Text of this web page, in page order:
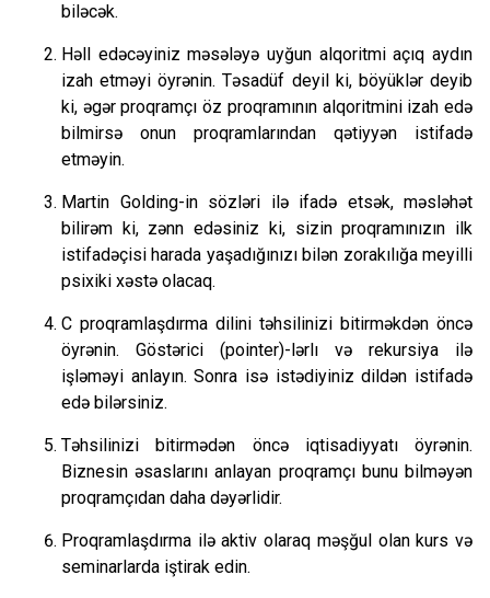
biləcək.
Həll edəcəyiniz məsələyə uyğun alqoritmi açıq aydın
izah etməyi öyrənin. Təsadüf deyil ki, böyüklər deyib
ki, əgər proqramçı öz proqramının alqoritmini izah edə
bilmirsə onun proqramlarından qətiyyən istifadə
etməyin.
Martin Golding-in sözləri ilə ifadə etsək, məsləhət
bilirəm ki, zənn edəsiniz ki, sizin proqramınızın ilk
istifadəçisi harada yaşadığınızı bilən zorakılığa meyilli
psixiki xəstə olacaq.
C proqramlaşdırma dilini təhsilinizi bitirməkdən öncə
öyrənin. Göstərici (pointer)-lərlı və rekursiya ilə
işləməyi anlayın. Sonra isə istədiyiniz dildən istifadə
edə bilərsiniz.
Təhsilinizi bitirmədən öncə iqtisadiyyatı öyrənin.
Biznesin əsaslarını anlayan proqramçı bunu bilməyən
proqramçıdan daha dəyərlidir.
Proqramlaşdırma ilə aktiv olaraq məşğul olan kurs və
seminarlarda iştirak edin.